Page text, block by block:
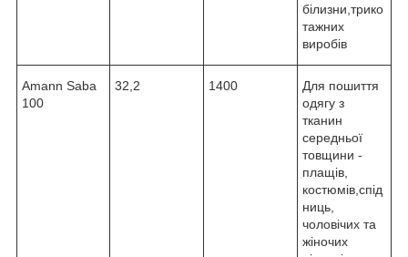
білизни,трико
тажних
виробів
Amann Saba
100
32,2 1400
Для пошиття
одягу з
тканин
середньої
товщини -
плащів,
костюмів,cпід
ниць,
чоловічих та
жіночих